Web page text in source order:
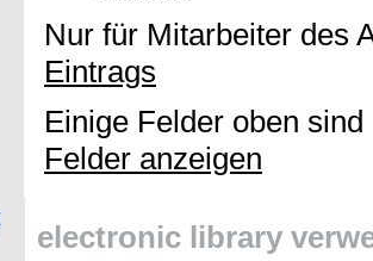
Nur für Mitarbeiter des
Eintrags
Einige Felder oben
Felder anzeigen
electronic library